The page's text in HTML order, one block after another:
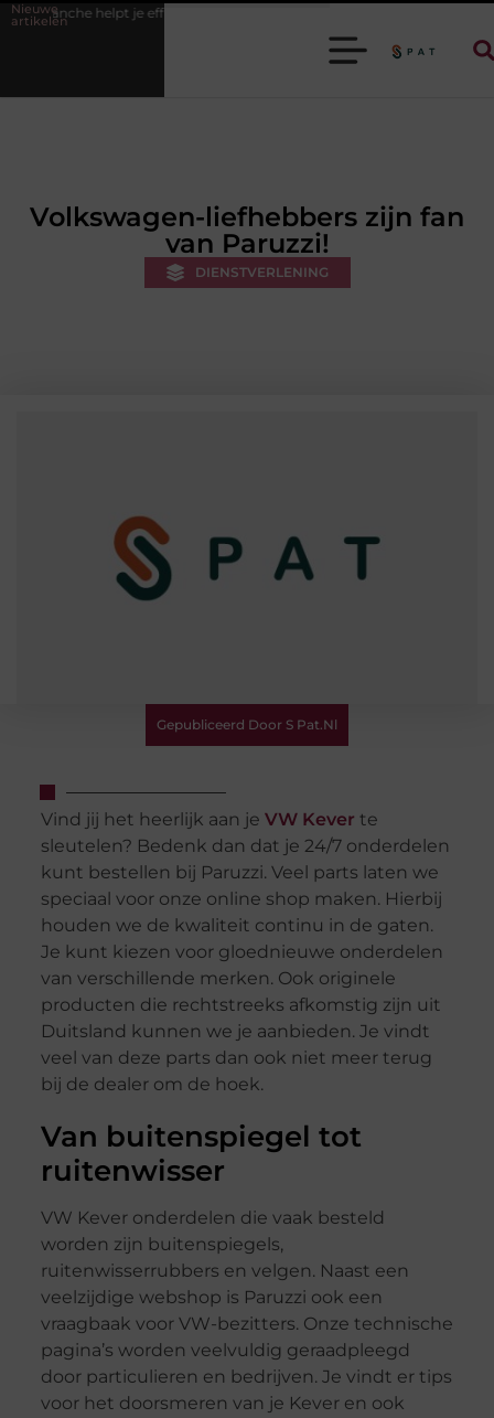
Nieuwe
artikelen
je efficiënter werken
Volkswagen-liefhebbers zijn fan
van Paruzzi!
DIENSTVERLENING
Gepubliceerd Door S Pat.nl
Vind jij het heerlijk aan je VW Kever te
sleutelen? Bedenk dan dat je 24/7 onderdelen
kunt bestellen bij Paruzzi. Veel parts laten we
speciaal voor onze online shop maken. Hierbij
houden we de kwaliteit continu in de gaten.
Je kunt kiezen voor gloednieuwe onderdelen
van verschillende merken. Ook originele
producten die rechtstreeks afkomstig zijn uit
Duitsland kunnen we je aanbieden. Je vindt
veel van deze parts dan ook niet meer terug
bij de dealer om de hoek.
Van buitenspiegel tot
ruitenwisser
VW Kever onderdelen die vaak besteld
worden zijn buitenspiegels,
ruitenwisserrubbers en velgen. Naast een
veelzijdige webshop is Paruzzi ook een
vraagbaak voor VW-bezitters. Onze technische
pagina’s worden veelvuldig geraadpleegd
door particulieren en bedrijven. Je vindt er tips
voor het doorsmeren van je Kever en ook